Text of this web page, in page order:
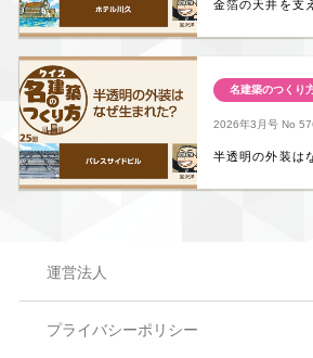
金箔の天井を支
名建築のつくり
2026年3月号No
半透明の外装は
運営法人
プライバシーポリシー